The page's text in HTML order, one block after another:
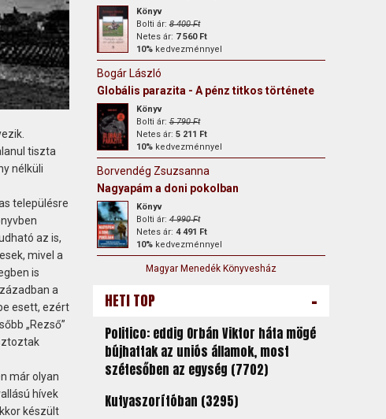
tiszta
nélküli
településre
az is,
mivel a
is
a
esett, ezért
„Rezső”
már olyan
hívek
készült
Könyv
Bolti ár:8 400 Ft
Netes ár: 7 560 Ft
10%kedvezménnyel
Bogár László
Globális parazita - A pénz titkos története
Könyv
Bolti ár:5 790 Ft
Netes ár: 5 211 Ft
10%kedvezménnyel
Borvendég Zsuzsanna
Nagyapám a doni pokolban
Könyv
Bolti ár:4 990 Ft
Netes ár: 4 491 Ft
10%kedvezménnyel
Magyar Menedék Könyvesház
HETI TOP -
Politico: eddig Orbán Viktor háta mögé
bújhattak az uniós államok, most
szétesőben az egység (7702)
Kutyaszorítóban (3295)